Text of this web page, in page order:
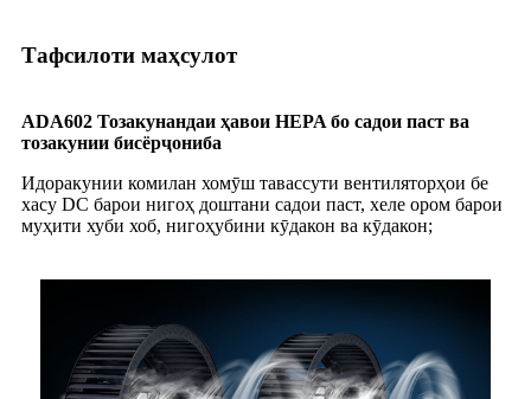
Тафсилоти маҳсулот
ADA602 Тозакунандаи ҳавои HEPA бо садои паст ва
тозакунии бисёрҷониба
Идоракунии комилан хомӯш тавассути вентиляторҳои бе
хасу DC барои нигоҳ доштани садои паст, хеле ором барои
муҳити хуби хоб, нигоҳубини кӯдакон ва кӯдакон;